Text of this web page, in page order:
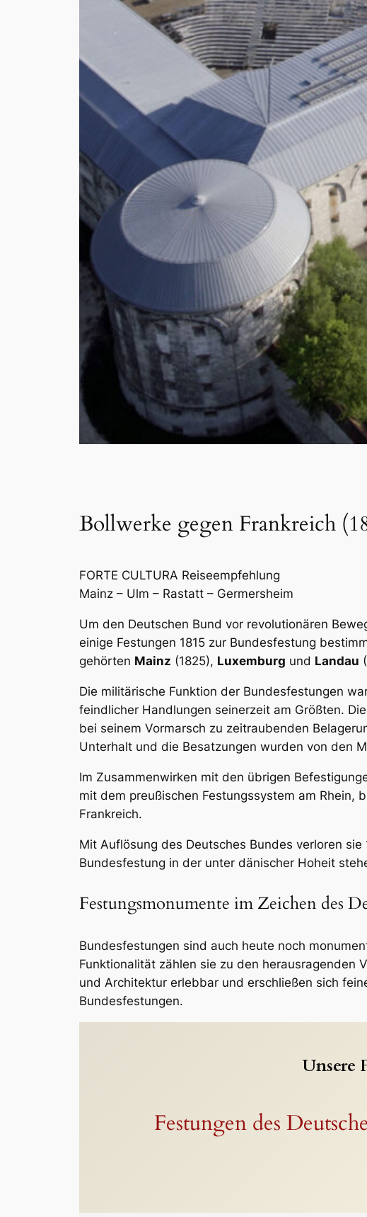
Bollwerke gegen Frankreich
FORTE CULTURA Reiseempfehlung
Mainz – Ulm – Rastatt – Germersheim
Um den Deutschen Bund vor revolutionären
einige Festungen 1815 zur Bundesfestung
gehörten Mainz (1825), Luxemburg und Landau
Die militärische Funktion der Bundesfestungen
feindlicher Handlungen seinerzeit am Größten.
bei seinem Vormarsch zu zeitraubenden
Unterhalt und die Besatzungen wurden von den
Im Zusammenwirken mit den übrigen
mit dem preußischen Festungssystem am Rhein,
Frankreich.
Mit Auflösung des Deutsches Bundes verloren
Bundesfestung in der unter dänischer Hoheit
Festungsmonumente im Zeichen des
Bundesfestungen sind auch heute noch
Funktionalität zählen sie zu den herausragenden
und Architektur erlebbar und erschließen sich
Bundesfestungen.
Unsere
Festungen des